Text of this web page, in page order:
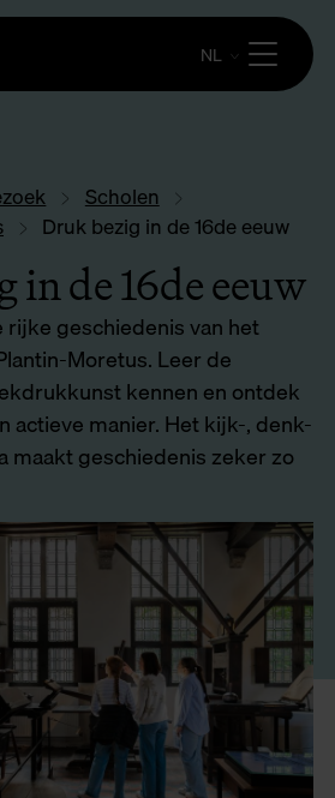
NL
Scholen
Druk bezig in de 16de eeuw
in de 16de eeuw
rijke geschiedenis van het
Moretus. Leer de
kennen en ontdek
actieve manier. Het kijk-, denk-
maakt geschiedenis zeker zo